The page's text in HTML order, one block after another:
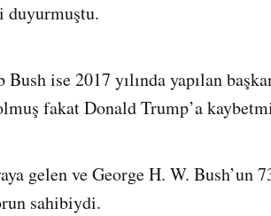
duyurmuştu.
ise 2017 yılında yapılan
fakat Donald Trump’a
gelen ve George H. W. Bush’un
sahibiydi.